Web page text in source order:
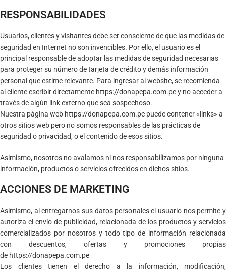
RESPONSABILIDADES
Usuarios, clientes y visitantes debe ser consciente de que las medidas de
seguridad en Internet no son invencibles. Por ello, el usuario es el
principal responsable de adoptar las medidas de seguridad necesarias
para proteger su número de tarjeta de crédito y demás información
personal que estime relevante. Para ingresar al website, se recomienda
al cliente escribir directamente https://donapepa.com.pey no acceder a
través de algún link externo que sea sospechoso.
Nuestra página web https://donapepa.com.pe puede contener «links» a
otros sitios web pero no somos responsables de las prácticas de
seguridad o privacidad, o el contenido de esos sitios.
Asimismo, nosotros no avalamos ni nos responsabilizamos por ninguna
información, productos o servicios ofrecidos en dichos sitios.
ACCIONES DE MARKETING
Asimismo, al entregarnos sus datos personales el usuario nos permite y
autoriza el envío de publicidad, relacionada de los productos y servicios
comercializados por nosotros y todo tipo de información relacionada
con descuentos, ofertas y promociones propias
de https://donapepa.com.pe
Los clientes tienen el derecho a la información, modificación,